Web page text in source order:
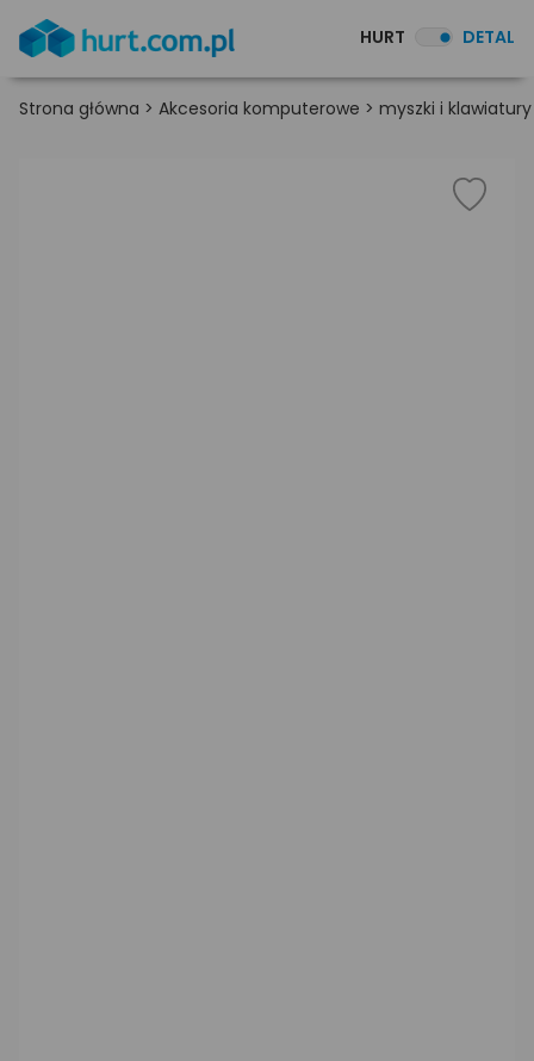
HURT DETAL
Strona główna > Akcesoria komputerowe > myszki i klawiatury